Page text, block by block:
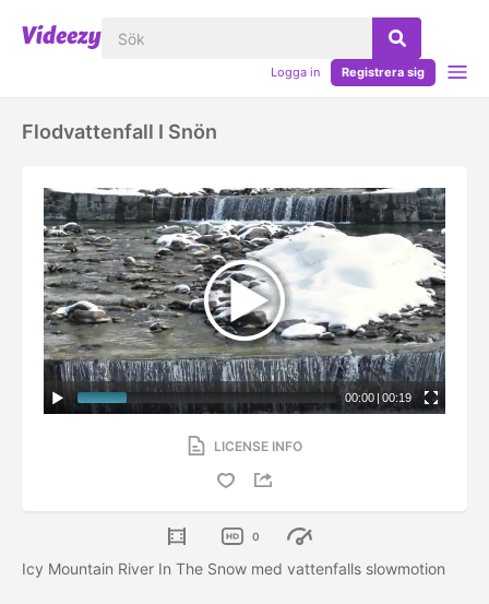
Logga in Registrera sig
Flodvattenfall I Snön
00:00 | 00:19
LICENSE INFO
0
Icy Mountain River In The Snow med vattenfalls slowmotion